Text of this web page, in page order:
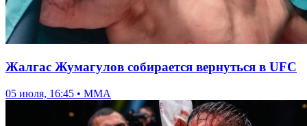
Жалгас Жумагулов собирается вернуться в UFC
05 июля, 16:45 • ММА